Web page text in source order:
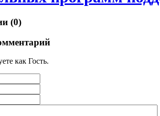
(0)
как Гость.